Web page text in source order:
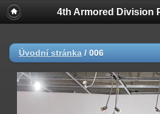
4th Armored Division
Úvodní stránka / 006